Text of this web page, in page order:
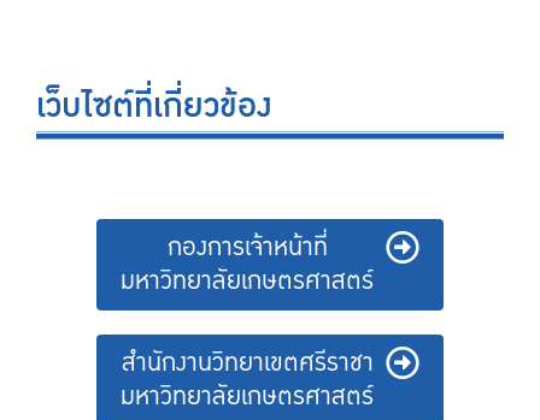
เว็บไซต์ที่เกี่ยวข้อง
กองการเจ้าหน้าที่
มหาวิทยาลัยเกษตรศาสตร์
สำนักงานวิทยาเขตศรีราชา
มหาวิทยาลัยเกษตรศาสตร์